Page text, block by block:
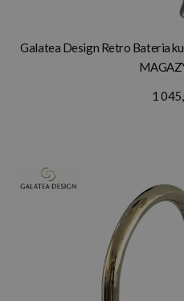
Galatea Design Retro Bateria
1